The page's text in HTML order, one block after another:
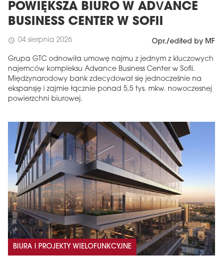
POWIĘKSZA BIURO W ADVANCE
BUSINESS CENTER W SOFII
schedule 04 sierpnia 2026 Opr./edited by MF
Grupa GTC odnowiła umowę najmu z jednym z kluczowych
najemców kompleksu Advance Business Center w Sofii.
Międzynarodowy bank zdecydował się jednocześnie na
ekspansję i zajmie łącznie ponad 5,5 tys. mkw. nowoczesnej
powierzchni biurowej.
BIURA I PROJEKTY WIELOFUNKCYJNE